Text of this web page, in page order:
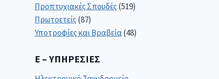
Προπτυχιακές Σπουδές(519)
Πρωτοετείς(87)
Υποτροφίες και Βραβεία(48)
E – ΥΠΗΡΕΣΊΕΣ